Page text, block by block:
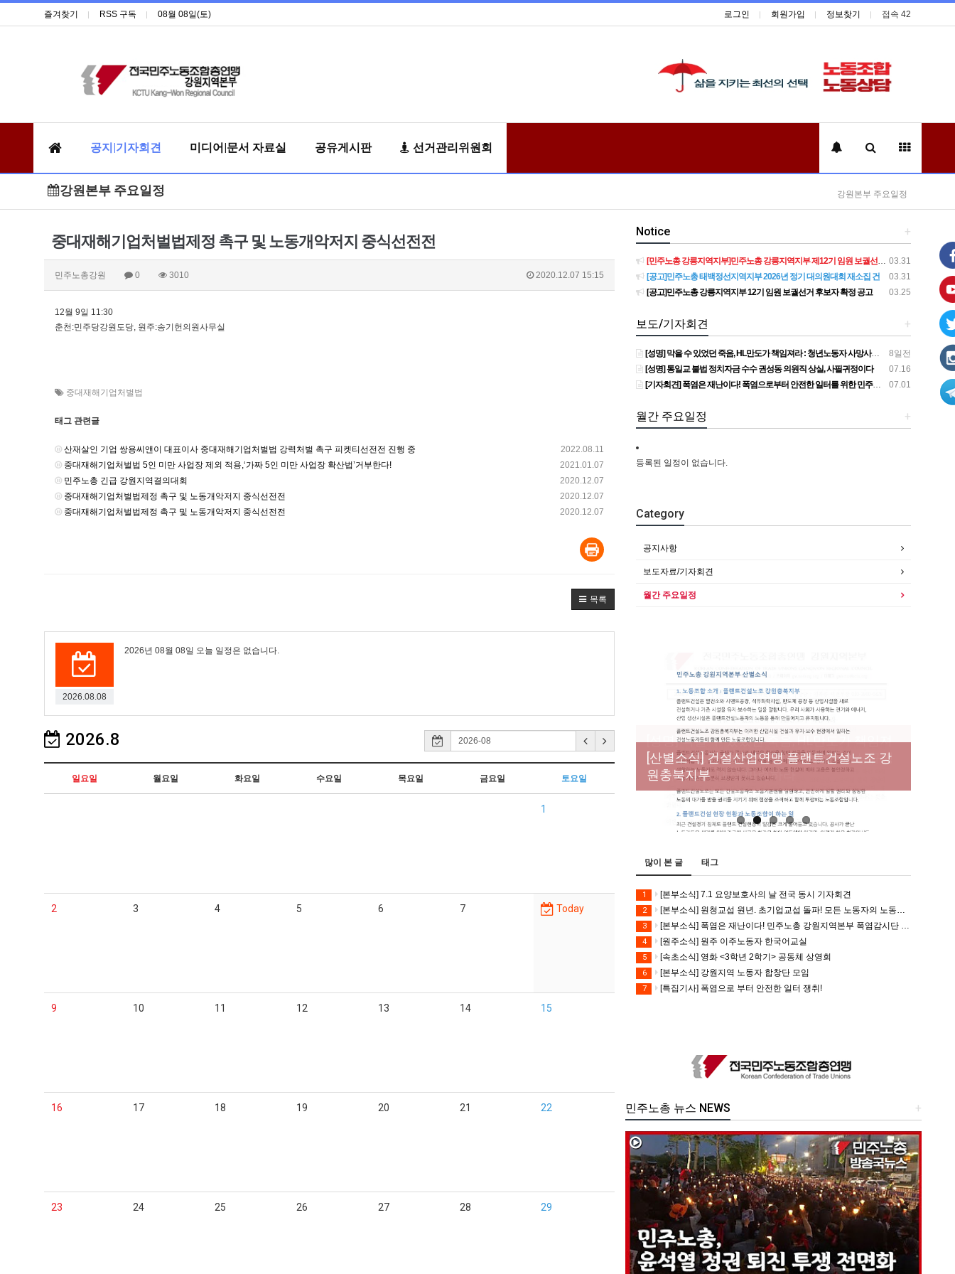
즐겨찾기 RSS 구독 08월 08일(토) 로그인 회원가입 정보찾기 접속 42
공지|기자회견 미디어|문서 자료실 공유게시판 선거관리위원회
강원본부 주요일정 강원본부 주요일정
중대재해기업처벌법제정 촉구 및 노동개악저지 중식선전전
민주노총강원 0 3010 2020.12.07 15:15
12월 9일 11:30
춘천:민주당강원도당, 원주:송기헌의원사무실
중대재해기업처벌법
태그 관련글
2022.08.11
산재살인 기업 쌍용씨앤이 대표이사 중대재해기업처벌법 강력처벌 촉구 피켓티선전전 진행 중
2021.01.07
중대재해기업처벌법 5인 미만 사업장 제외 적용,‘가짜 5인 미만 사업장 확산법’거부한다!
2020.12.07
민주노총 긴급 강원지역결의대회
2020.12.07
중대재해기업처벌법제정 촉구 및 노동개악저지 중식선전전
2020.12.07
중대재해기업처벌법제정 촉구 및 노동개악저지 중식선전전
목록
2026.08.08
2026년 08월 08일 오늘 일정은 없습니다.
2026.8
일요일 월요일 화요일 수요일 목요일 금요일 토요일
1
2 3 4 5 6 7 Today
9 10 11 12 13 14 15
16 17 18 19 20 21 22
23 24 25 26 27 28 29
+
Notice
03.31
[민주노총 강릉지역지부]민주노총 강릉지역지부 제12기 임원 보궐선거결과 공고
03.31
[공고]민주노총 태백정선지역지부 2026년 정기 대의원대회 재소집 건
03.25
[공고]민주노총 강릉지역지부 12기 임원 보궐선거 후보자 확정 공고
+
보도/기자회견
8일전
[성명] 막을 수 있었던 죽음, HL만도가 책임져라 : 청년노동자 사망사고의 철저한 진상규명과 재발방지 대책 마련하라
07.16
[성명] 통일교 불법 정치자금 수수 권성동 의원직 상실, 사필귀정이다
07.01
[기자회견] 폭염은 재난이다! 폭염으로부터 안전한 일터를 위한 민주노총 강원지역본부 폭염감시단 선포 기자회견
+
월간 주요일정
등록된 일정이 없습니다.
Category
공지사항
보도자료/기자회견
월간 주요일정
[성명] 막을 수 있었던 죽음, HL만도가 책임져
라 : 청년노동자 사망사고의 철저한 진상규명
과 재발방지 대책 마련하라
[산별소식] 건설산업연맹 플랜트건설노조 강
원충북지부
[강릉,속초,원주,춘천] 폭염감시단 사업 이모저
모
[조합원☆인터뷰] 서비스연맹 전국학교비정
규직노동조합 강원지부 김유미 춘천지회장
[본부소식] 강원지역 노동자 합창단 모임
많이 본 글 태그
1 [본부소식] 7.1 요양보호사의 날 전국 동시 기자회견
2 [본부소식] 원청교섭 원년. 초기업교섭 돌파! 모든 노동자의 노동기본권 쟁취! 민주노총 7.15 총파업대회
3 [본부소식] 폭염은 재난이다! 민주노총 강원지역본부 폭염감시단 선포 기자회견
4 [원주소식] 원주 이주노동자 한국어교실
5 [속초소식] 영화 <3학년 2학기> 공동체 상영회
6 [본부소식] 강원지역 노동자 합창단 모임
7 [특집기사] 폭염으로 부터 안전한 일터 쟁취!
+
민주노총 뉴스 NEWS